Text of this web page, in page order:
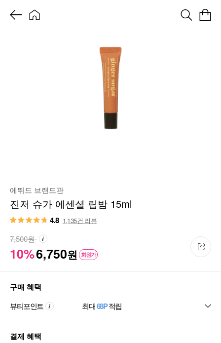
에뛰드 브랜드관
진저 슈가 에센셜 립밤 15ml
4.8 1,135건 리뷰
10%6,750원 회원가
7,500원
구매 혜택
뷰티포인트 최대68P적립
결제 혜택